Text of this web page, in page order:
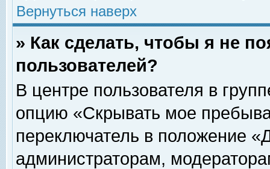
Вернуться наверх
» Как сделать, чтобы я не
пользователей?
В центре пользователя в
опцию «Скрывать мое
переключатель в положение
администраторам,